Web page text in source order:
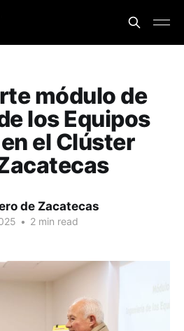
módulo de
los Equipos
el Clúster
de Zacatecas
• 2 min read